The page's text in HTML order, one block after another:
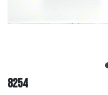
8254